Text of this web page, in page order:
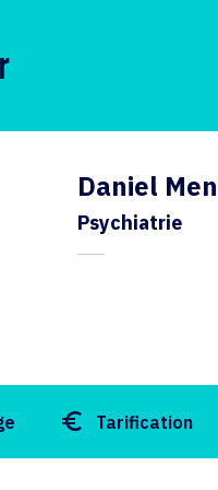
Daniel
Psychiatrie
euro_symbol Tarification